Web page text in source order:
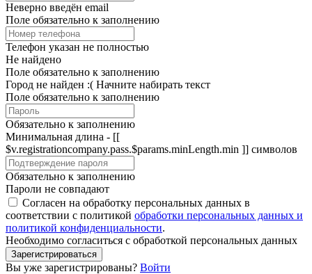
Неверно введён email
Поле обязательно к заполнению
Телефон указан не полностью
Не найдено
Поле обязательно к заполнению
Город не найден :( Начните набирать текст
Поле обязательно к заполнению
Обязательно к заполнению
Минимальная длина - [[
$v.registrationcompany.pass.$params.minLength.min ]] символов
Обязательно к заполнению
Пароли не совпадают
Согласен на обработку персональных данных в
соответствии с политикой обработки персональных данных и
политикой конфиденциальности.
Необходимо согласиться с обработкой персональных данных
Зарегистрироваться
Вы уже зарегистрированы? Войти